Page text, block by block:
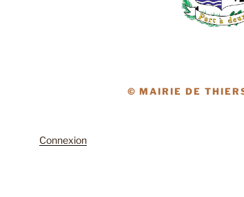
© MAIRIE DE
Connexion